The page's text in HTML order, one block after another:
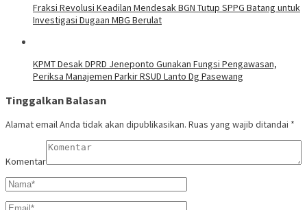
Fraksi Revolusi Keadilan Mendesak BGN Tutup SPPG Batang untuk
Investigasi Dugaan MBG Berulat
KPMT Desak DPRD Jeneponto Gunakan Fungsi Pengawasan,
Periksa Manajemen Parkir RSUD Lanto Dg Pasewang
Tinggalkan Balasan
Alamat email Anda tidak akan dipublikasikan. Ruas yang wajib ditandai *
Komentar